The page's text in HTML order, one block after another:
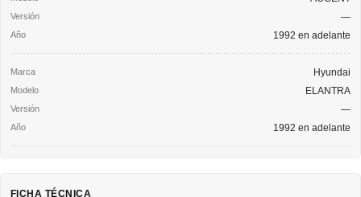
—
1992 en adelante
Hyundai
ELANTRA
—
1992 en adelante
FICHA TÉCNICA